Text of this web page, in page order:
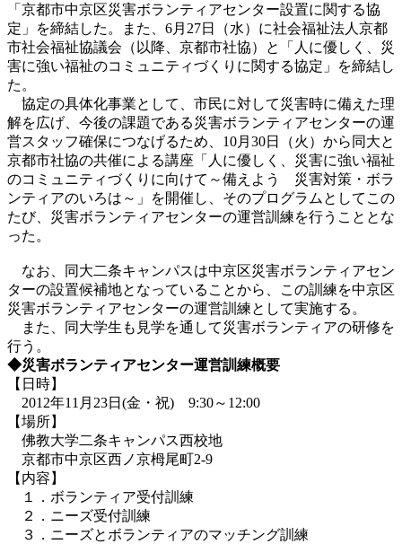
「京都市中京区災害ボランティアセンター設置に関する協
定」を締結した。また、6月27日（水）に社会福祉法人京都
市社会福祉協議会（以降、京都市社協）と「人に優しく、災
害に強い福祉のコミュニティづくりに関する協定」を締結し
た。
協定の具体化事業として、市民に対して災害時に備えた理
解を広げ、今後の課題である災害ボランティアセンターの運
営スタッフ確保につなげるため、10月30日（火）から同大と
京都市社協の共催による講座「人に優しく、災害に強い福祉
のコミュニティづくりに向けて～備えよう 災害対策・ボラ
ンティアのいろは～」を開催し、そのプログラムとしてこの
たび、災害ボランティアセンターの運営訓練を行うこととな
った。
なお、同大二条キャンパスは中京区災害ボランティアセン
ターの設置候補地となっていることから、この訓練を中京区
災害ボランティアセンターの運営訓練として実施する。
また、同大学生も見学を通して災害ボランティアの研修を
行う。
◆災害ボランティアセンター運営訓練概要
【日時】
2012年11月23日(金・祝) 9:30～12:00
【場所】
佛教大学二条キャンパス西校地
京都市中京区西ノ京栂尾町2-9
【内容】
１．ボランティア受付訓練
２．ニーズ受付訓練
３．ニーズとボランティアのマッチング訓練